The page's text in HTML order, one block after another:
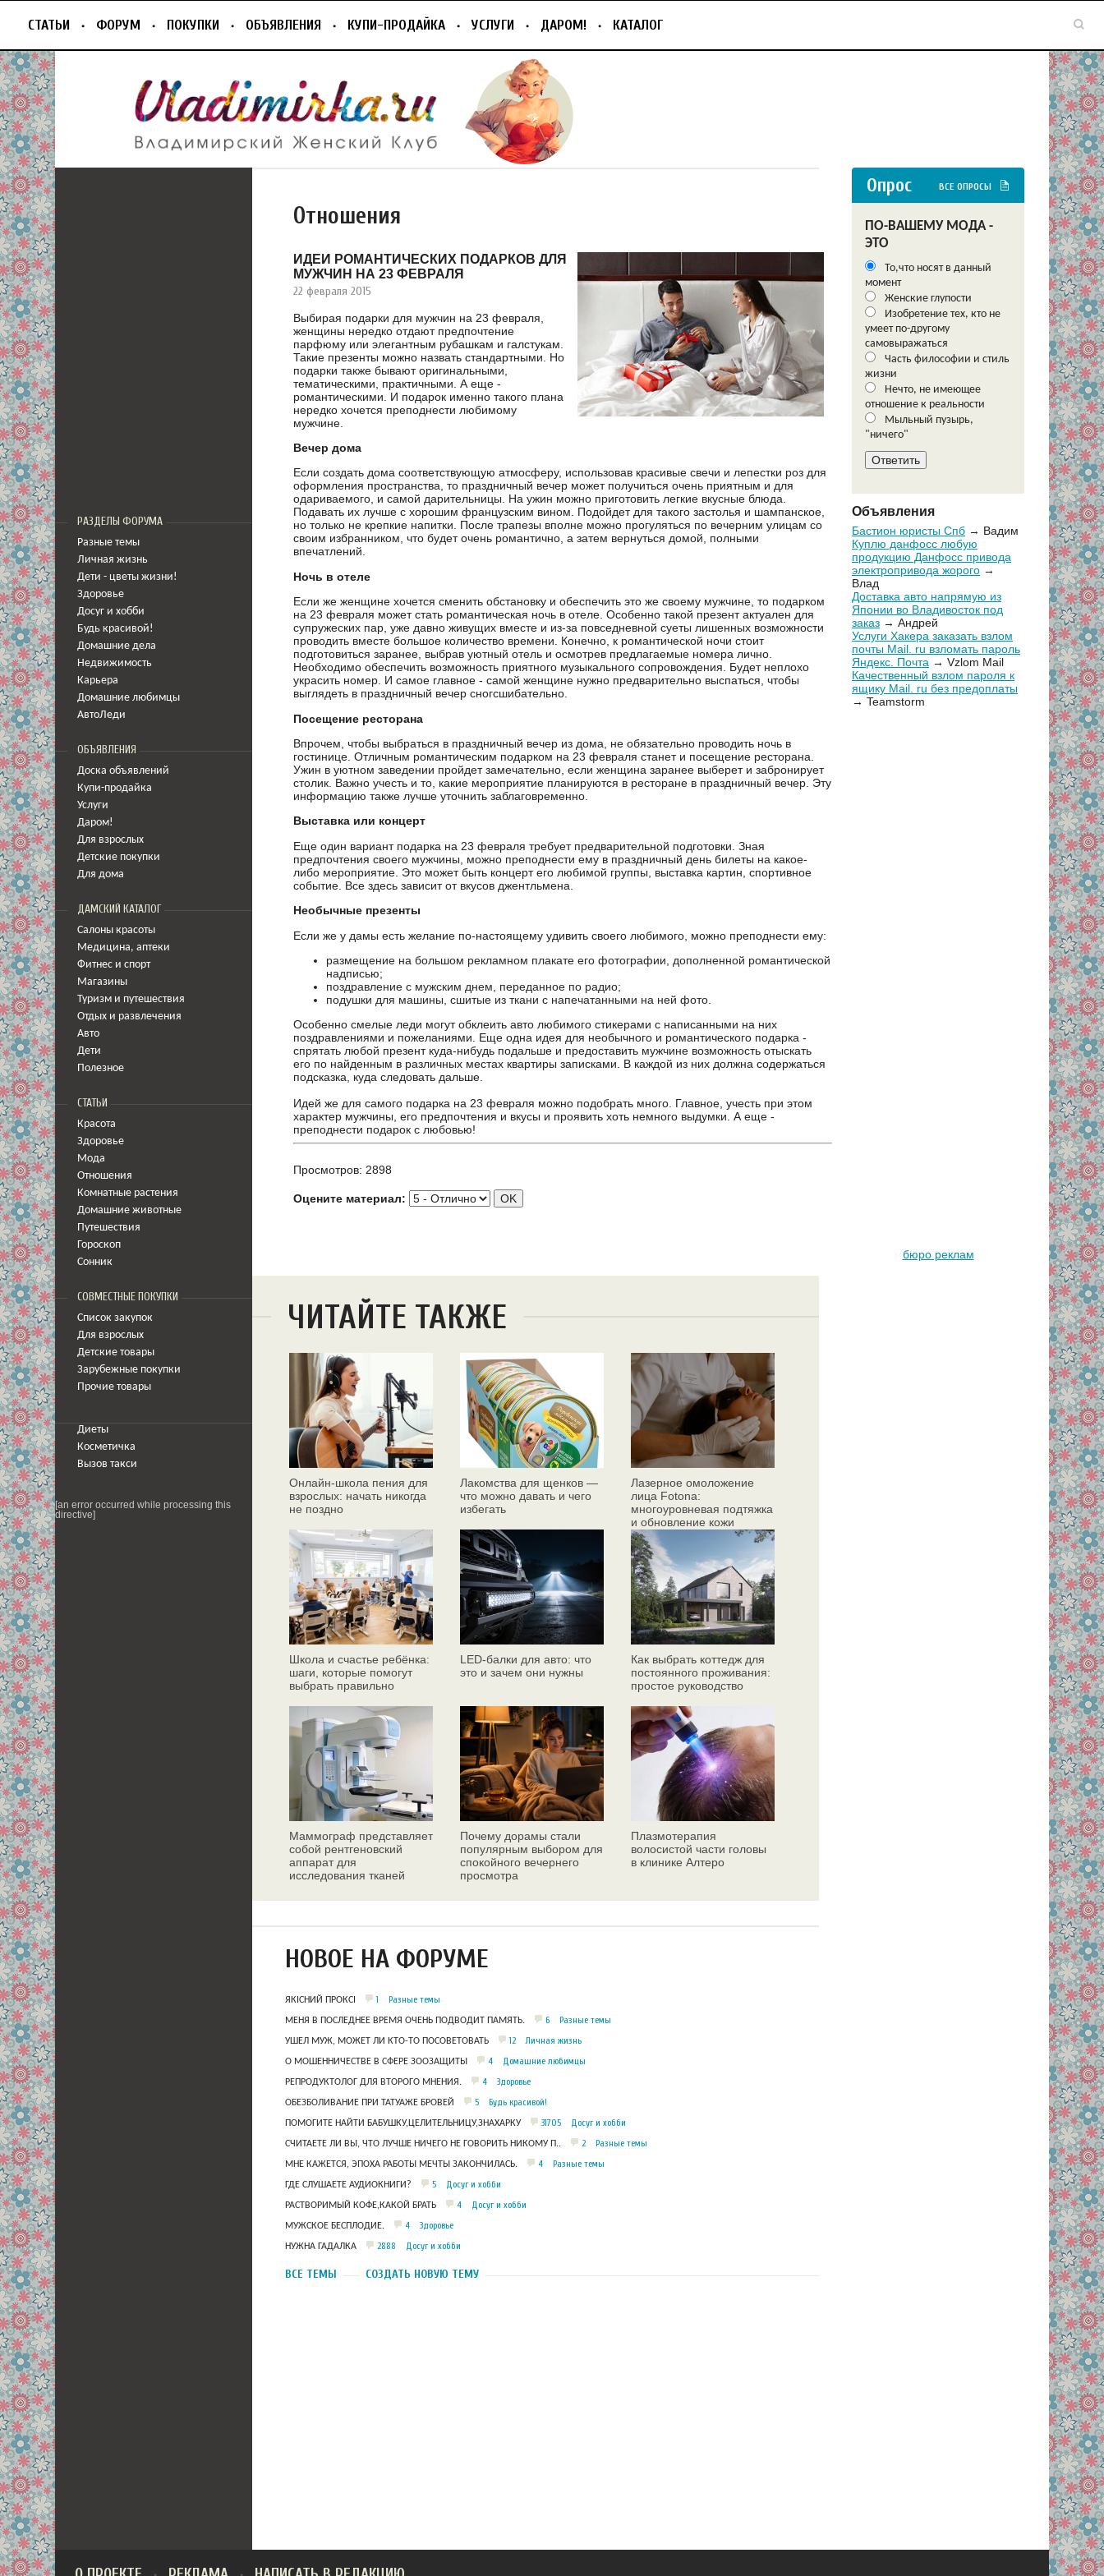
СТАТЬИ ФОРУМ ПОКУПКИ ОБЪЯВЛЕНИЯ КУПИ-ПРОДАЙКА УСЛУГИ ДАРОМ! КАТАЛОГ
РАЗДЕЛЫ ФОРУМА
Разные темы
Личная жизнь
Дети - цветы жизни!
Здоровье
Досуг и хобби
Будь красивой!
Домашние дела
Недвижимость
Карьера
Домашние любимцы
АвтоЛеди
ОБЪЯВЛЕНИЯ
Доска объявлений
Купи-продайка
Услуги
Даром!
Для взрослых
Детские покупки
Для дома
ДАМСКИЙ КАТАЛОГ
Салоны красоты
Медицина, аптеки
Фитнес и спорт
Магазины
Туризм и путешествия
Отдых и развлечения
Авто
Дети
Полезное
СТАТЬИ
Красота
Здоровье
Мода
Отношения
Комнатные растения
Домашние животные
Путешествия
Гороскоп
Сонник
СОВМЕСТНЫЕ ПОКУПКИ
Список закупок
Для взрослых
Детские товары
Зарубежные покупки
Прочие товары
Диеты
Косметичка
Вызов такси
[an error occurred while processing this
directive]
Отношения
ИДЕИ РОМАНТИЧЕСКИХ ПОДАРКОВ ДЛЯ
МУЖЧИН НА 23 ФЕВРАЛЯ
22 февраля 2015
Выбирая подарки для мужчин на 23 февраля,
женщины нередко отдают предпочтение
парфюму или элегантным рубашкам и галстукам.
Такие презенты можно назвать стандартными. Но
подарки также бывают оригинальными,
тематическими, практичными. А еще -
романтическими. И подарок именно такого плана
нередко хочется преподнести любимому
мужчине.
Вечер дома
Если создать дома соответствующую атмосферу, использовав красивые свечи и лепестки роз для
оформления пространства, то праздничный вечер может получиться очень приятным и для
одариваемого, и самой дарительницы. На ужин можно приготовить легкие вкусные блюда.
Подавать их лучше с хорошим французским вином. Подойдет для такого застолья и шампанское,
но только не крепкие напитки. После трапезы вполне можно прогуляться по вечерним улицам со
своим избранником, что будет очень романтично, а затем вернуться домой, полными
впечатлений.
Ночь в отеле
Если же женщине хочется сменить обстановку и обеспечить это же своему мужчине, то подарком
на 23 февраля может стать романтическая ночь в отеле. Особенно такой презент актуален для
супружеских пар, уже давно живущих вместе и из-за повседневной суеты лишенных возможности
проводить вместе большое количество времени. Конечно, к романтической ночи стоит
подготовиться заранее, выбрав уютный отель и осмотрев предлагаемые номера лично.
Необходимо обеспечить возможность приятного музыкального сопровождения. Будет неплохо
украсить номер. И самое главное - самой женщине нужно предварительно выспаться, чтобы
выглядеть в праздничный вечер сногсшибательно.
Посещение ресторана
Впрочем, чтобы выбраться в праздничный вечер из дома, не обязательно проводить ночь в
гостинице. Отличным романтическим подарком на 23 февраля станет и посещение ресторана.
Ужин в уютном заведении пройдет замечательно, если женщина заранее выберет и забронирует
столик. Важно учесть и то, какие мероприятие планируются в ресторане в праздничный вечер. Эту
информацию также лучше уточнить заблаговременно.
Выставка или концерт
Еще один вариант подарка на 23 февраля требует предварительной подготовки. Зная
предпочтения своего мужчины, можно преподнести ему в праздничный день билеты на какое-
либо мероприятие. Это может быть концерт его любимой группы, выставка картин, спортивное
событие. Все здесь зависит от вкусов джентльмена.
Необычные презенты
Если же у дамы есть желание по-настоящему удивить своего любимого, можно преподнести ему:
размещение на большом рекламном плакате его фотографии, дополненной романтической
надписью;
поздравление с мужским днем, переданное по радио;
подушки для машины, сшитые из ткани с напечатанными на ней фото.
Особенно смелые леди могут обклеить авто любимого стикерами с написанными на них
поздравлениями и пожеланиями. Еще одна идея для необычного и романтического подарка -
спрятать любой презент куда-нибудь подальше и предоставить мужчине возможность отыскать
его по найденным в различных местах квартиры записками. В каждой из них должна содержаться
подсказка, куда следовать дальше.
Идей же для самого подарка на 23 февраля можно подобрать много. Главное, учесть при этом
характер мужчины, его предпочтения и вкусы и проявить хоть немного выдумки. А еще -
преподнести подарок с любовью!
Просмотров: 2898
Оцените материал:
ЧИТАЙТЕ ТАКЖЕ
Онлайн‑школа пения для
взрослых: начать никогда
не поздно
Лакомства для щенков —
что можно давать и чего
избегать
Лазерное омоложение
лица Fotona:
многоуровневая подтяжка
и обновление кожи
Школа и счастье ребёнка:
шаги, которые помогут
выбрать правильно
LED-балки для авто: что
это и зачем они нужны
Как выбрать коттедж для
постоянного проживания:
простое руководство
Маммограф представляет
собой рентгеновский
аппарат для
исследования тканей
Почему дорамы стали
популярным выбором для
спокойного вечернего
просмотра
Плазмотерапия
волосистой части головы
в клинике Алтеро
НОВОЕ НА ФОРУМЕ
ЯКІСНИЙ ПРОКСІ 1 Разные темы
МЕНЯ В ПОСЛЕДНЕЕ ВРЕМЯ ОЧЕНЬ ПОДВОДИТ ПАМЯТЬ. 6 Разные темы
УШЕЛ МУЖ, МОЖЕТ ЛИ КТО-ТО ПОСОВЕТОВАТЬ 12 Личная жизнь
О МОШЕННИЧЕСТВЕ В СФЕРЕ ЗООЗАЩИТЫ 4 Домашние любимцы
РЕПРОДУКТОЛОГ ДЛЯ ВТОРОГО МНЕНИЯ. 4 Здоровье
ОБЕЗБОЛИВАНИЕ ПРИ ТАТУАЖЕ БРОВЕЙ 5 Будь красивой!
ПОМОГИТЕ НАЙТИ БАБУШКУ,ЦЕЛИТЕЛЬНИЦУ,ЗНАХАРКУ 31705 Досуг и хобби
СЧИТАЕТЕ ЛИ ВЫ, ЧТО ЛУЧШЕ НИЧЕГО НЕ ГОВОРИТЬ НИКОМУ П.. 2 Разные темы
МНЕ КАЖЕТСЯ, ЭПОХА РАБОТЫ МЕЧТЫ ЗАКОНЧИЛАСЬ. 4 Разные темы
ГДЕ СЛУШАЕТЕ АУДИОКНИГИ? 5 Досуг и хобби
РАСТВОРИМЫЙ КОФЕ,КАКОЙ БРАТЬ 4 Досуг и хобби
МУЖСКОЕ БЕСПЛОДИЕ. 4 Здоровье
НУЖНА ГАДАЛКА 2888 Досуг и хобби
ВСЕ ТЕМЫ СОЗДАТЬ НОВУЮ ТЕМУ
Опрос ВСЕ ОПРОСЫ
ПО-ВАШЕМУ МОДА -
ЭТО
То,что носят в данный
момент
Женские глупости
Изобретение тех, кто не
умеет по-другому
самовыражаться
Часть философии и стиль
жизни
Нечто, не имеющее
отношение к реальности
Мыльный пузырь,
"ничего"
Объявления
Бастион юристы Спб → Вадим
Куплю данфосс любую
продукцию Данфосс привода
электропривода жорого →
Влад
Доставка авто напрямую из
Японии во Владивосток под
заказ → Андрей
Услуги Хакера заказать взлом
почты Mail. ru взломать пароль
Яндекс. Почта → Vzlom Mail
Качественный взлом пароля к
ящику Mail. ru без предоплаты
→ Teamstorm
бюро реклам